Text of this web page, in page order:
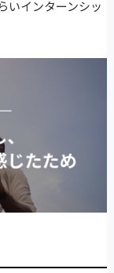
いインターンシッ